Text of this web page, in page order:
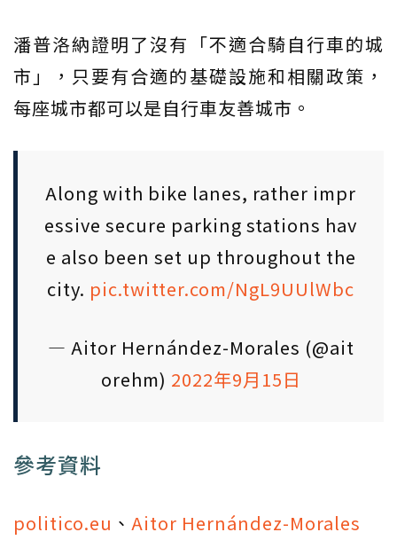
潘普洛納證明了沒有「不適合騎自行車的城
市」，只要有合適的基礎設施和相關政策，
每座城市都可以是自行車友善城市。
Along with bike lanes, rather impr
essive secure parking stations hav
e also been set up throughout the
city. pic.twitter.com/NgL9UUlWbc
— Aitor Hernández-Morales (@ait
orehm) 2022年9月15日
參考資料
politico.eu 、 Aitor Hernández-Morales